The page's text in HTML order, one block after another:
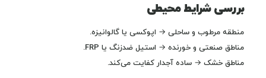
بررسی شرایط محیطی
منطقه مرطوب و ساحلی → اپوکسی یا گالوانیزه.
مناطق صنعتی و خورنده → استیل ضدزنگ یا FRP.
مناطق خشک → ساده آجدار کفایت می‌کند.